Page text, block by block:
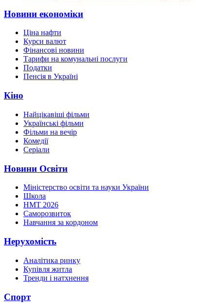
Новини економіки
Ціна нафти
Курси валют
Фінансові новини
Тарифи на комунальні послуги
Податки
Пенсія в Україні
Кіно
Найцікавіші фільми
Українські фільми
Фільми на вечір
Комедії
Серіали
Новини Освіти
Міністерство освіти та науки України
Школа
НМТ 2026
Саморозвиток
Навчання за кордоном
Нерухомість
Аналітика ринку
Купівля житла
Тренди і натхнення
Спорт